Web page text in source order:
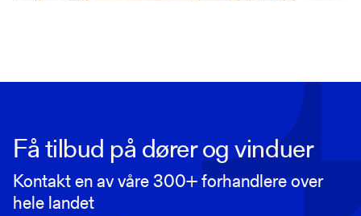
Få tilbud på dører og vinduer
Kontakt en av våre 300+ forhandlere over
hele landet